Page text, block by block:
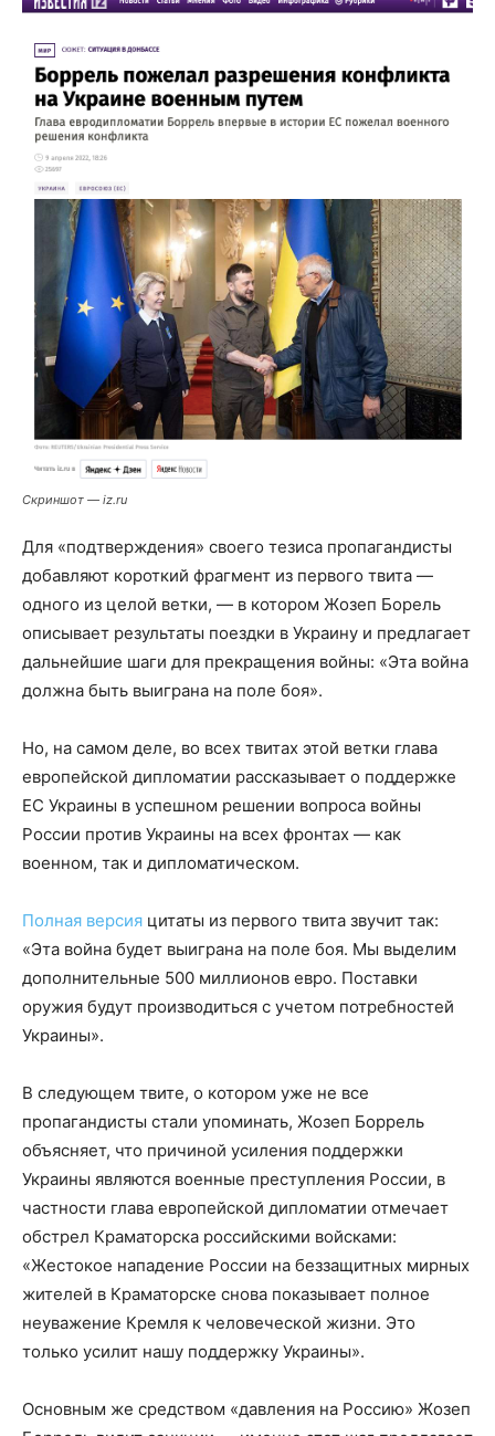
Скриншот — iz.ru
Для «подтверждения» своего тезиса пропагандисты
добавляют короткий фрагмент из первого твита —
одного из целой ветки, — в котором Жозеп Борель
описывает результаты поездки в Украину и предлагает
дальнейшие шаги для прекращения войны: «Эта война
должна быть выиграна на поле боя».
Но, на самом деле, во всех твитах этой ветки глава
европейской дипломатии рассказывает о поддержке
ЕС Украины в успешном решении вопроса войны
России против Украины на всех фронтах — как
военном, так и дипломатическом.
Полная версия цитаты из первого твита звучит так:
«Эта война будет выиграна на поле боя. Мы выделим
дополнительные 500 миллионов евро. Поставки
оружия будут производиться с учетом потребностей
Украины».
В следующем твите, о котором уже не все
пропагандисты стали упоминать, Жозеп Боррель
объясняет, что причиной усиления поддержки
Украины являются военные преступления России, в
частности глава европейской дипломатии отмечает
обстрел Краматорска российскими войсками:
«Жестокое нападение России на беззащитных мирных
жителей в Краматорске снова показывает полное
неуважение Кремля к человеческой жизни. Это
только усилит нашу поддержку Украины».
Основным же средством «давления на Россию» Жозеп